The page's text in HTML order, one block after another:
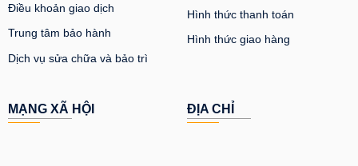
Điều khoản giao dịch
Trung tâm bảo hành
Dịch vụ sửa chữa và bảo trì
Hình thức thanh toán
Hình thức giao hàng
MẠNG XÃ HỘI ĐỊA CHỈ